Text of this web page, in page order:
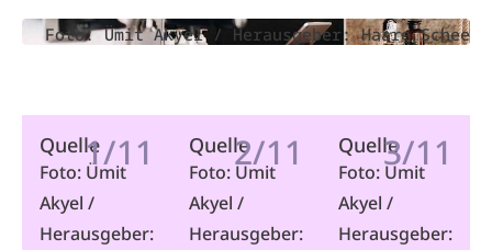
Foto: Ümit Akyel / Herausgeber: Haare Schee
1/11
Quelle
Foto: Ümit
Akyel /
Herausgeber:
2/11
Quelle
Foto: Ümit
Akyel /
Herausgeber:
3/11
Quelle
Foto: Ümit
Akyel /
Herausgeber: